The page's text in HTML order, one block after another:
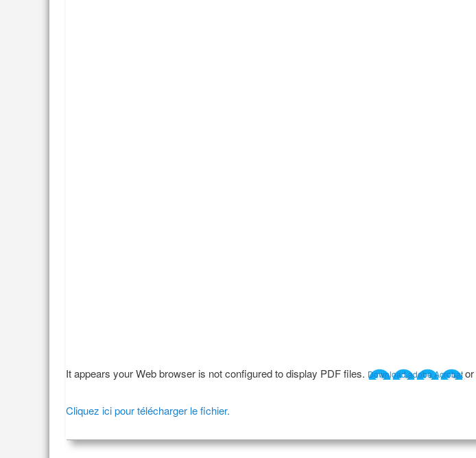
It appears your Web browser is not configured to display PDF files. Download adobe Acrobator
Cliquez ici pour télécharger le fichier.